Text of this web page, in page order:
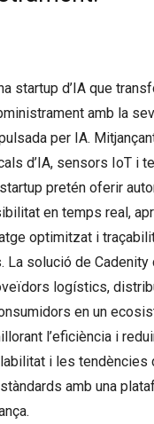
startup d’IA que
amb la
per IA.
d’IA, sensors IoT i
pretén oferir
en temps real,
optimitzat i
La solució de Cadenity
logístics,
en un
l’eficiència i
i les tendències
amb una